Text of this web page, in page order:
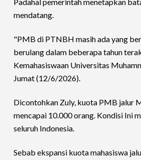
mendatang.
"PMB di PTNBH masih ada yang
berulang dalam beberapa tahun
Kemahasiswaan Universitas
Jumat (12/6/2026).
Dicontohkan Zuly, kuota PMB jalur
mencapai 10.000 orang. Kondisi Ini
seluruh Indonesia.
Sebab ekspansi kuota mahasiswa